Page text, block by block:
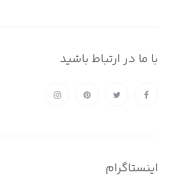
با ما در ارتباط باشید
اینستاگرام